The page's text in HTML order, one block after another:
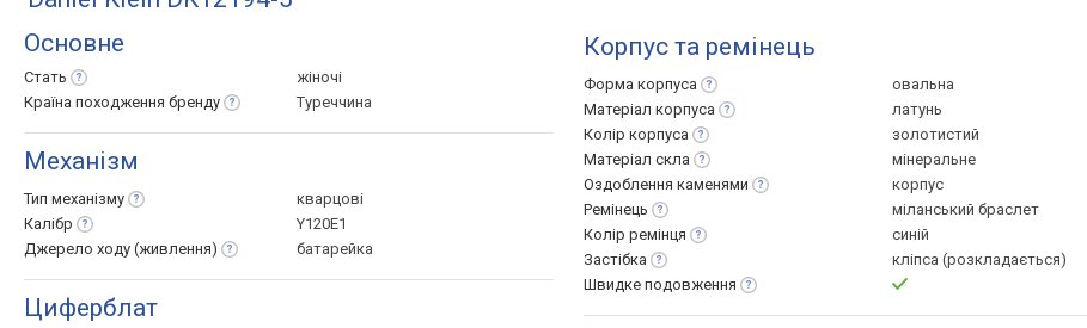
Основне
Стать
жіночі
Країна походження бренду Туреччина
Механізм
Тип механізму
кварцові
Калібр
Y120E1
Джерело ходу (живлення) батарейка
Циферблат
Корпус та ремінець
Форма корпуса
овальна
Матеріал корпуса
латунь
Колір корпуса
золотистий
Матеріал скла
мінеральне
Оздоблення каменями
корпус
Ремінець
міланський браслет
Колір ремінця
синій
Застібка
кліпса (розкладається)
Швидке подовження